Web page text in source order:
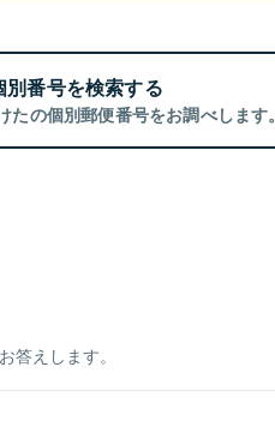
別番号を検索する
たの個別郵便番号をお調べします。
答えします。